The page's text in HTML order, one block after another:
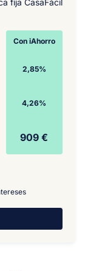
Con iAhorro
2,85%
4,26%
909 €